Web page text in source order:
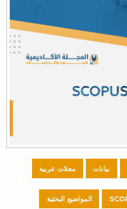
بيانات مجلات عربية
المواضيع البحثية